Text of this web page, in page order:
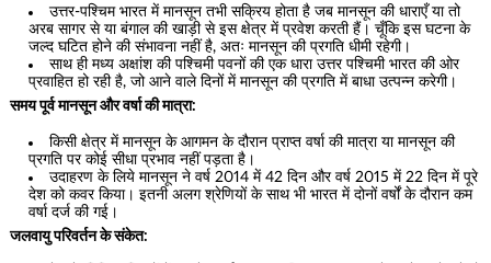
उत्तर-पश्चिम भारत में मानसून तभी सक्रिय होता है जब मानसून की धाराएँ या तो
अरब सागर से या बंगाल की खाड़ी से इस क्षेत्र में प्रवेश करती हैं। चूँकि इस घटना के
जल्द घटित होने की संभावना नहीं है, अतः मानसून की प्रगति धीमी रहेगी।
साथ ही मध्य अक्षांश की पश्चिमी पवनों की एक धारा उत्तर पश्चिमी भारत की ओर
प्रवाहित हो रही है, जो आने वाले दिनों में मानसून की प्रगति में बाधा उत्पन्न करेगी।
समय पूर्व मानसून और वर्षा की मात्रा:
किसी क्षेत्र में मानसून के आगमन के दौरान प्राप्त वर्षा की मात्रा या मानसून की
प्रगति पर कोई सीधा प्रभाव नहीं पड़ता है।
उदाहरण के लिये मानसून ने वर्ष 2014 में 42 दिन और वर्ष 2015 में 22 दिन में पूरे
देश को कवर किया। इतनी अलग श्रेणियों के साथ भी भारत में दोनों वर्षों के दौरान कम
वर्षा दर्ज की गई।
जलवायु परिवर्तन के संकेत: